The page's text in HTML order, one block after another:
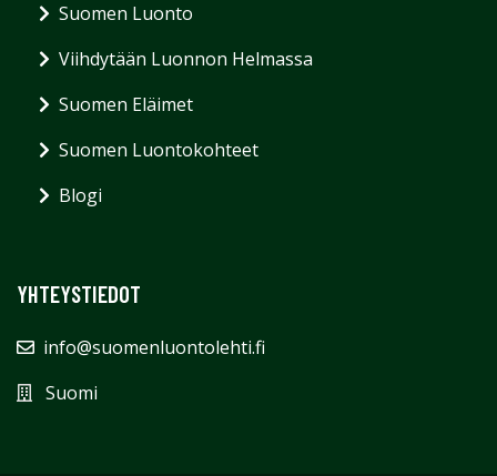
Suomen Luonto
Viihdytään Luonnon Helmassa
Suomen Eläimet
Suomen Luontokohteet
Blogi
YHTEYSTIEDOT
info@suomenluontolehti.fi
Suomi